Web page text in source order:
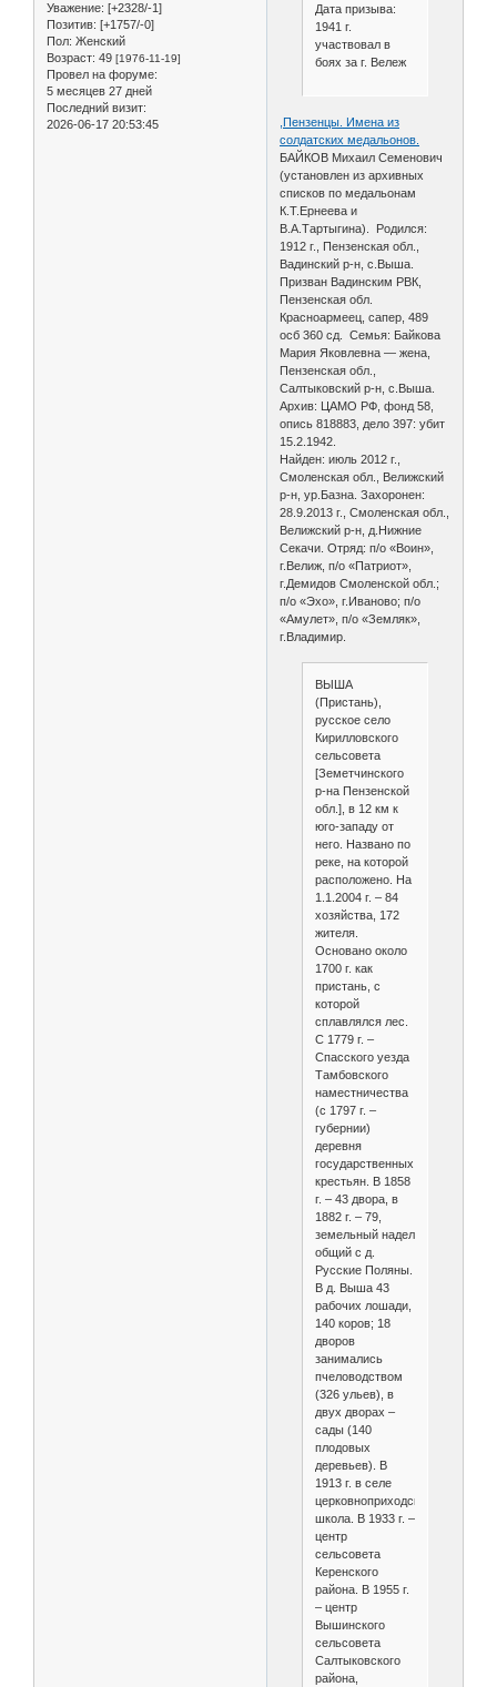
Уважение: [+2328/-1]
Позитив: [+1757/-0]
Пол: Женский
Возраст: 49 [1976-11-19]
Провел на форуме:
5 месяцев 27 дней
Последний визит:
2026-06-17 20:53:45
Дата призыва:
1941 г.
участвовал в
боях за г. Вележ
,Пензенцы. Имена из
солдатских медальонов.
БАЙКОВ Михаил Семенович
(установлен из архивных
списков по медальонам
К.Т.Ернеева и
В.А.Тартыгина). Родился:
1912 г., Пензенская обл.,
Вадинский р-н, с.Выша.
Призван Вадинским РВК,
Пензенская обл.
Красноармеец, сапер, 489
осб 360 сд. Семья: Байкова
Мария Яковлевна — жена,
Пензенская обл.,
Салтыковский р-н, с.Выша.
Архив: ЦАМО РФ, фонд 58,
опись 818883, дело 397: убит
15.2.1942.
Найден: июль 2012 г.,
Смоленская обл., Велижский
р-н, ур.Базна. Захоронен:
28.9.2013 г., Смоленская обл.,
Велижский р-н, д.Нижние
Секачи. Отряд: п/о «Воин»,
г.Велиж, п/о «Патриот»,
г.Демидов Смоленской обл.;
п/о «Эхо», г.Иваново; п/о
«Амулет», п/о «Земляк»,
г.Владимир.
ВЫША
(Пристань),
русское село
Кирилловского
сельсовета
[Земетчинского
р-на Пензенской
обл.], в 12 км к
юго-западу от
него. Названо по
реке, на которой
расположено. На
1.1.2004 г. – 84
хозяйства, 172
жителя.
Основано около
1700 г. как
пристань, с
которой
сплавлялся лес.
С 1779 г. –
Спасского уезда
Тамбовского
наместничества
(с 1797 г. –
губернии)
деревня
государственных
крестьян. В 1858
г. – 43 двора, в
1882 г. – 79,
земельный надел
общий с д.
Русские Поляны.
В д. Выша 43
рабочих лошади,
140 коров; 18
дворов
занимались
пчеловодством
(326 ульев), в
двух дворах –
сады (140
плодовых
деревьев). В
1913 г. в селе
церковноприходская
школа. В 1933 г. –
центр
сельсовета
Керенского
района. В 1955 г.
– центр
Вышинского
сельсовета
Салтыковского
района,